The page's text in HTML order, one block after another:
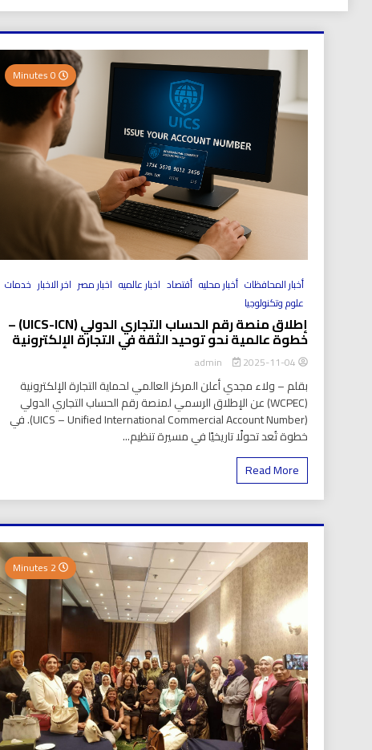
أخبار المحافظات أخبار محليه أقتصاد اخبار عالميه اخبار مصر اخر الاخبار خدمات
علوم وتكنولوجيا
إطلاق منصة رقم الحساب التجاري الدولي (UICS-ICN) –
خطوة عالمية نحو توحيد الثقة في التجارة الإلكترونية
2025-11-04
بقلم – ولاء مجدي أعلن المركز العالمي لحماية التجارة الإلكترونية
(WCPEC) عن الإطلاق الرسمي لمنصة رقم الحساب التجاري الدولي
(UICS – Unified International Commercial Account Number). في
خطوة تُعد تحولًا تاريخيًا في مسيرة تنظيم...
Read More
2 Minutes